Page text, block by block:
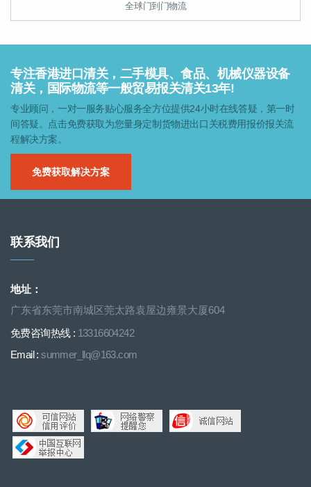
全球门到门物流
专注香港进口清关，二手模具、食品、机械仪器设备
清关，国际物流等一般贸易报关清关13年!
专业顾问，一对一服务贴心服务全方位提供24小时在线答疑，第一时
间答疑。点击免费获取为您量身定制货物进出口关税费用报价报关流
程解决方案。
免费获取解决方案
联系我们
地址：
广东省东莞市南城区莞太路袁屋边雍景大厦604
免费咨询热线 : 13316604242
Email :summer_llq@163.com